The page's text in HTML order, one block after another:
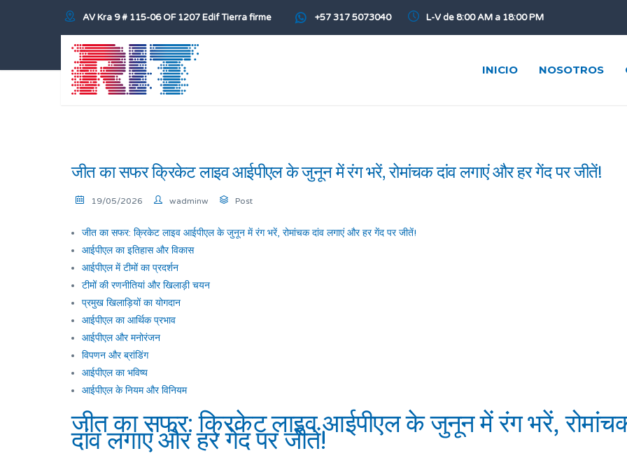
AV Kra 9 # 115-06 OF 1207 Edif Tierra firme +57 317 5073040 L-V de 8:00 AM a 18:00 PM
INICIO NOSOTROS
जीत का सफर क्रिकेट लाइव आईपीएल के जुनून में रंग भरें, रोमांचक दांव लगाएं और हर गेंद पर जीतें!
19/05/2026 wadminw Post
जीत का सफर: क्रिकेट लाइव आईपीएल के जुनून में रंग भरें, रोमांचक दांव लगाएं और हर गेंद पर जीतें!
आईपीएल का इतिहास और विकास
आईपीएल में टीमों का प्रदर्शन
टीमों की रणनीतियां और खिलाड़ी चयन
प्रमुख खिलाड़ियों का योगदान
आईपीएल का आर्थिक प्रभाव
आईपीएल और मनोरंजन
विपणन और ब्रांडिंग
आईपीएल का भविष्य
आईपीएल के नियम और विनियम
जीत का सफर: क्रिकेट लाइव आईपीएल के जुनून में रंग भरें,
दांव लगाएं और हर गेंद पर जीतें!